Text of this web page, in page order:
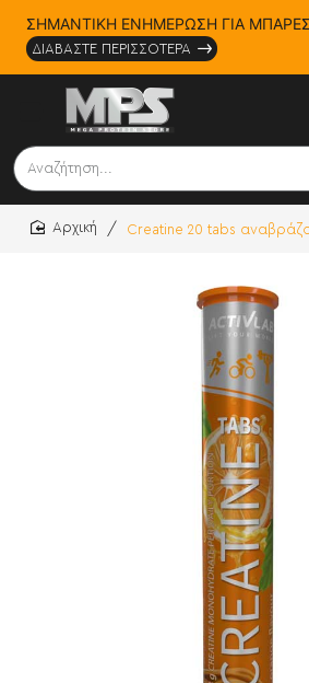
ΣΗΜΑΝΤΙΚΗ ΕΝΗΜΕΡΩΣΗ ΓΙΑ ΜΠΑΡΕΣ
ΔΙΑΒΑΣΤΕ ΠΕΡΙΣΣΟΤΕΡΑ
Αναζήτηση...
Creatine 20 tabs